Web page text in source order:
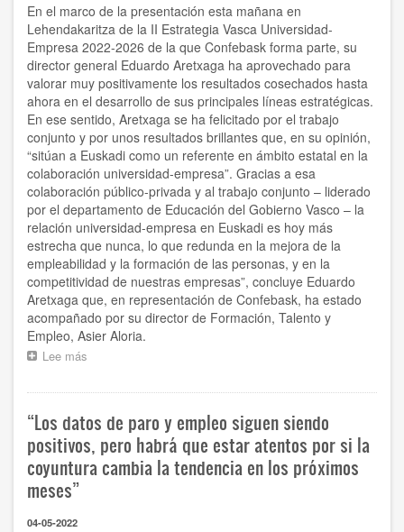
En el marco de la presentación esta mañana en
Lehendakaritza de la II Estrategia Vasca Universidad-
Empresa 2022-2026 de la que Confebask forma parte, su
director general Eduardo Aretxaga ha aprovechado para
valorar muy positivamente los resultados cosechados hasta
ahora en el desarrollo de sus principales líneas estratégicas.
En ese sentido, Aretxaga se ha felicitado por el trabajo
conjunto y por unos resultados brillantes que, en su opinión,
“sitúan a Euskadi como un referente en ámbito estatal en la
colaboración universidad-empresa”. Gracias a esa
colaboración público-privada y al trabajo conjunto – liderado
por el departamento de Educación del Gobierno Vasco – la
relación universidad-empresa en Euskadi es hoy más
estrecha que nunca, lo que redunda en la mejora de la
empleabilidad y la formación de las personas, y en la
competitividad de nuestras empresas”, concluye Eduardo
Aretxaga que, en representación de Confebask, ha estado
acompañado por su director de Formación, Talento y
Empleo, Asier Aloria.
Lee más
empresa
Euskadi
es
“Los datos de paro y empleo siguen siendo
positivos, pero habrá que estar atentos por si la
coyuntura cambia la tendencia en los próximos
meses”
04-05-2022